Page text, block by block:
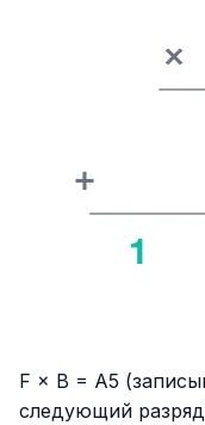
F × B = A5
следующий